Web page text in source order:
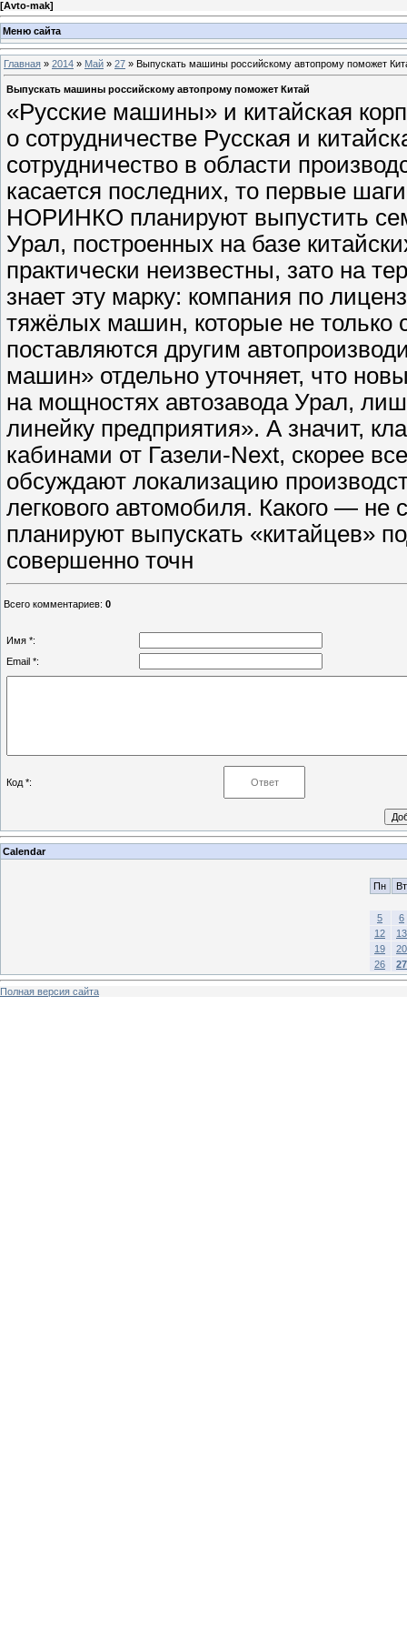
[Avto-mak]
Меню сайта
Главная » 2014 » Май » 27 » Выпускать машины российскому автопрому поможет
Выпускать машины российскому автопрому поможет Китай
«Русские машины» и китайская
о сотрудничестве Русская и
сотрудничество в области
касается последних, то первые
НОРИНКО планируют выпустить
Урал, построенных на базе
практически неизвестны, зато на
знает эту марку: компания по
тяжёлых машин, которые не только
поставляются другим
машин» отдельно уточняет, что
на мощностях автозавода Урал,
линейку предприятия». А значит,
кабинами от Газели-Next, скорее
обсуждают локализацию
легкового автомобиля. Какого — не
планируют выпускать «китайцев»
совершенно точн
Всего комментариев: 0
Имя *:
Email *:
Код *:
Calendar
Пн Вт
5
6
12
13
19
20
26
27
Полная версия сайта